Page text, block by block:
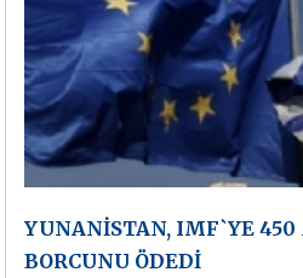
YUNANİSTAN, IMF`YE 450
BORCUNU ÖDEDİ